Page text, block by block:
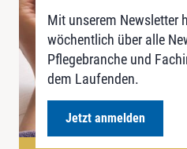
Mit unserem Newsletter
wöchentlich über alle
Pflegebranche und
dem Laufenden.
Jetzt anmelden